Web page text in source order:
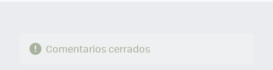
Comentarios cerrados